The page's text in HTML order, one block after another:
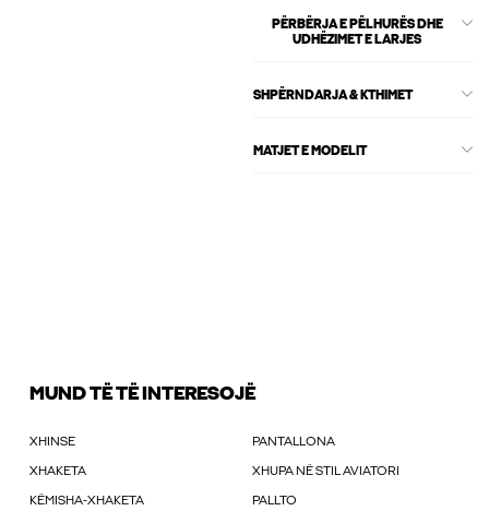
PËRBËRJA E PËLHURËS DHE
UDHËZIMET E LARJES
SHPËRNDARJA & KTHIMET
MATJET E MODELIT
MUND TË TË INTERESOJË
XHINSE PANTALLONA
XHAKETA XHUPA NË STIL AVIATORI
KËMISHA-XHAKETA PALLTO